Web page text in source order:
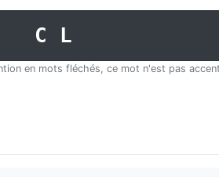
CL
en mots fléchés, ce mot n'est pas